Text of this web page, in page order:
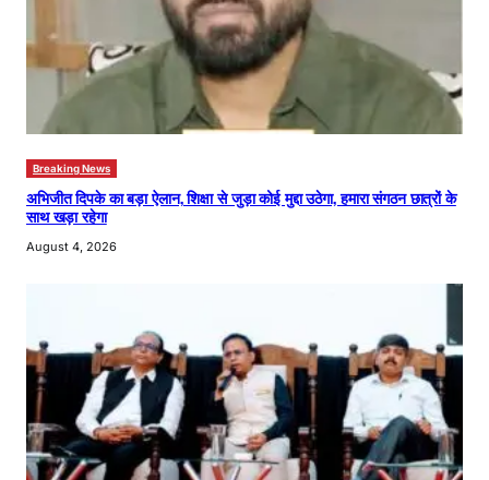
Breaking News
अभिजीत दिपके का बड़ा ऐलान, शिक्षा से जुड़ा कोई मुद्दा उठेगा, हमारा संगठन छात्रों के
साथ खड़ा रहेगा
August 4, 2026